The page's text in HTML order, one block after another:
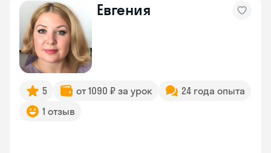
Евгения
5 от 1090 ₽ за урок
24 года опыта
1 отзыв
Skyeng Chat
online